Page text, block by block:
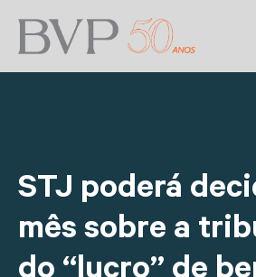
STJ poderá
mês sobre a